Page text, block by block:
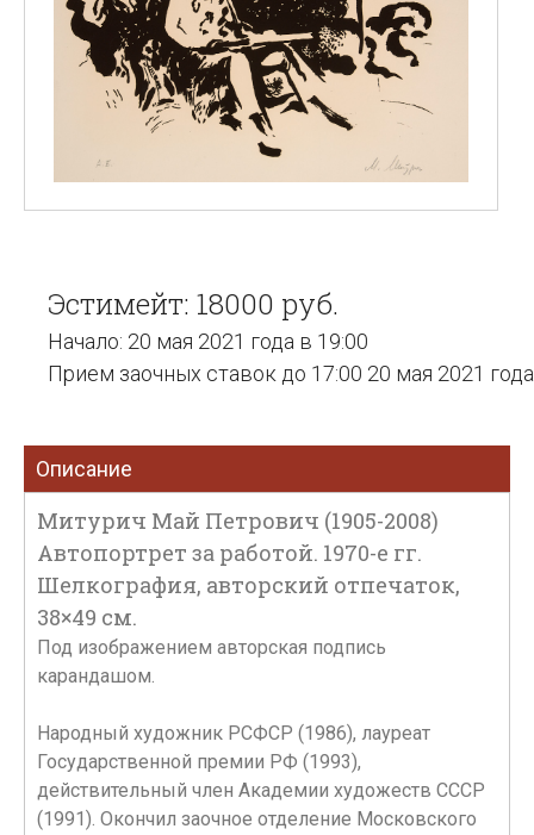
Эстимейт: 18000 руб.
Начало: 20 мая 2021 года в 19:00
Прием заочных ставок до 17:00 20 мая 2021 года
Описание
Митурич Май Петрович (1905-2008)
Автопортрет за работой. 1970-е гг.
Шелкография, авторский отпечаток,
38×49 см.
Под изображением авторская подпись
карандашом.
Народный художник РСФСР (1986), лауреат
Государственной премии РФ (1993),
действительный член Академии художеств СССР
(1991). Окончил заочное отделение Московского